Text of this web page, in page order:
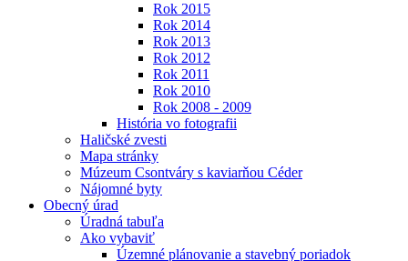
Rok 2015
Rok 2014
Rok 2013
Rok 2012
Rok 2011
Rok 2010
Rok 2008 - 2009
História vo fotografii
Haličské zvesti
Mapa stránky
Múzeum Csontváry s kaviarňou Céder
Nájomné byty
Obecný úrad
Úradná tabuľa
Ako vybaviť
Územné plánovanie a stavebný poriadok